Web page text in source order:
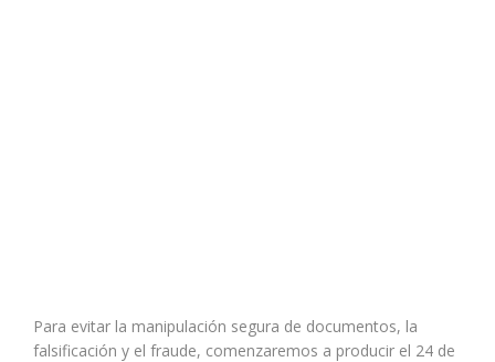
Para evitar la manipulación segura de documentos, la
falsificación y el fraude, comenzaremos a producir el 24 de